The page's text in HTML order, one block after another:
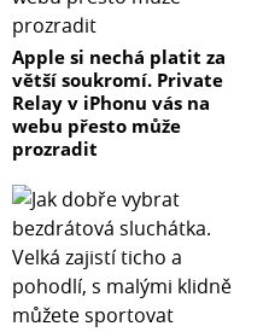
Apple si nechá platit za
větší soukromí. Private
Relay v iPhonu vás na
webu přesto může
prozradit